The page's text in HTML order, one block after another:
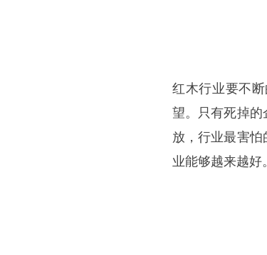
红木行业要不
望。只有死掉的
放，行业最害
业能够越来越好。